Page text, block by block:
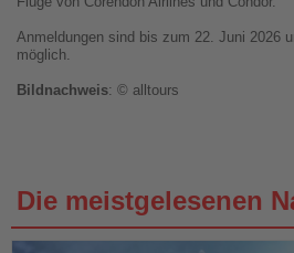
Anmeldungen sind bis zum 22. Juni 2026
möglich.
Bildnachweis: © alltours
Die meistgelesenen